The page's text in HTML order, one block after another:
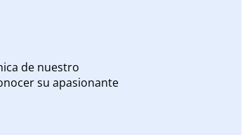
de nuestro
su apasionante